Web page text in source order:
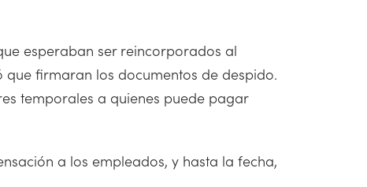
esperaban ser reincorporados al
firmaran los documentos de despido.
temporales a quienes puede pagar
a los empleados, y hasta la fecha,